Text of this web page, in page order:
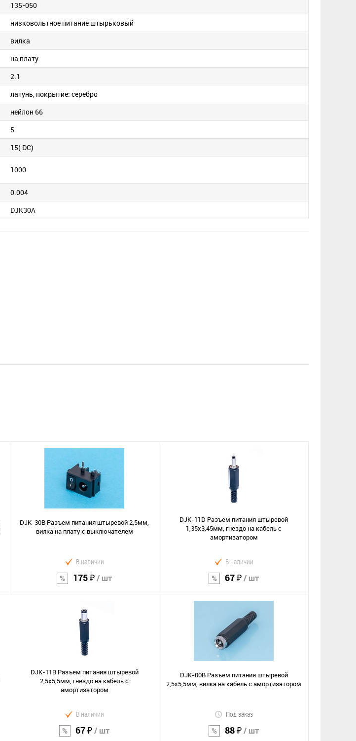
135-050
низковольтное питание штырьковый
вилка
на плату
2.1
латунь, покрытие: серебро
нейлон 66
5
15( DC)
1000
0.004
DJK30A
DJK-30B Разъем питания штыревой 2,5мм,
вилка на плату с выключателем
В наличии
175 ₽/ шт
В корзину
DJK-11D Разъем питания штыревой
1,35х3,45мм, гнездо на кабель c
амортизатором
В наличии
67 ₽/ шт
В корзину
DJK-11B Разъем питания штыревой
2,5х5,5мм, гнездо на кабель c
амортизатором
В наличии
67 ₽/ шт
DJK-00B Разъем питания штыревой
2,5х5,5мм, вилка на кабель c амортизатором
Под заказ
88 ₽/ шт